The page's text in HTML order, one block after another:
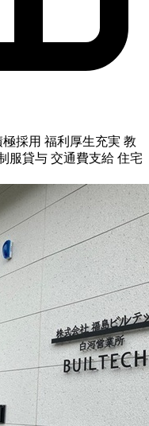
採用 福利厚生充実 教
服貸与 交通費支給 住宅